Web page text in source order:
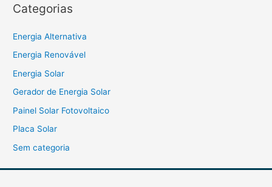
Categorias
Energia Alternativa
Energia Renovável
Energia Solar
Gerador de Energia Solar
Painel Solar Fotovoltaico
Placa Solar
Sem categoria